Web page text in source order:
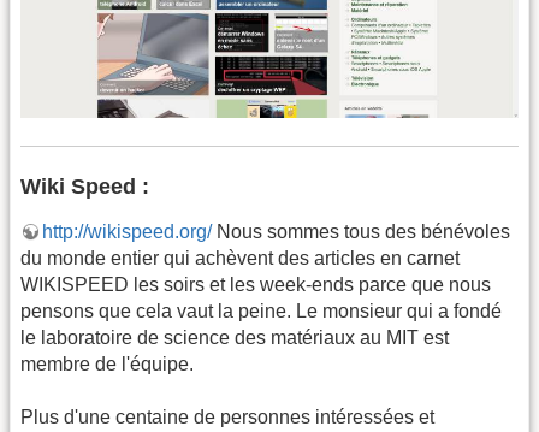
Wiki Speed :
http://wikispeed.org/Nous sommes tous des bénévoles
du monde entier qui achèvent des articles en carnet
WIKISPEED les soirs et les week-ends parce que nous
pensons que cela vaut la peine. Le monsieur qui a fondé
le laboratoire de science des matériaux au MIT est
membre de l'équipe.
Plus d'une centaine de personnes intéressées et